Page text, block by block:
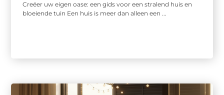
Creëer uw eigen oase: een gids voor een stralend huis en
bloeiende tuin Een huis is meer dan alleen een ...